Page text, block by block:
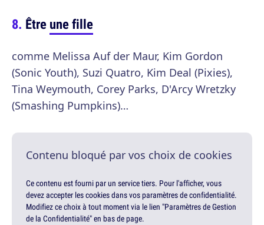
Êtreune fille
comme Melissa Auf der Maur, Kim Gordon
(Sonic Youth), Suzi Quatro, Kim Deal (Pixies),
Tina Weymouth, Corey Parks, D'Arcy Wretzky
(Smashing Pumpkins)…
Contenu bloqué par vos choix de cookies
Ce contenu est fourni par un service tiers. Pour l'afficher, vous
devez accepter les cookies dans vos paramètres de confidentialité.
Modifiez ce choix à tout moment via le lien "Paramètres de Gestion
de la Confidentialité" en bas de page.